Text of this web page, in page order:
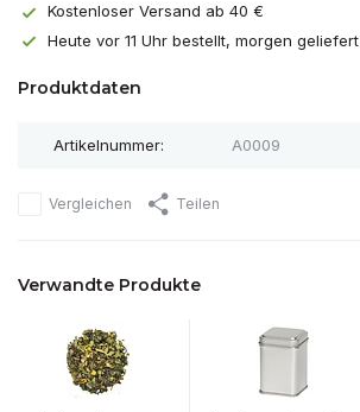
Kostenloser Versand ab 40 €
Heute vor 11 Uhr bestellt, morgen geliefert
Produktdaten
Artikelnummer: A0009
Vergleichen Teilen
Verwandte Produkte